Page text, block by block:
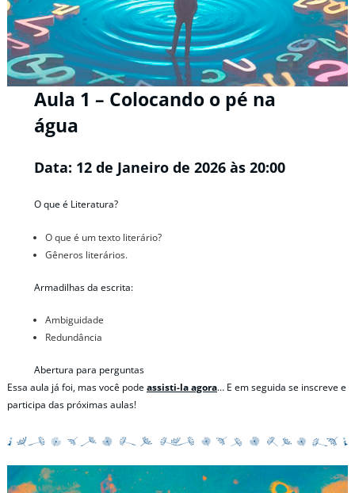
Aula 1 – Colocando o pé na
água
Data: 12 de Janeiro de 2026 às 20:00
O que é Literatura?
O que é um texto literário?
Gêneros literários.
Armadilhas da escrita:
Ambiguidade
Redundância
Abertura para perguntas
Essa aula já foi, mas você podeassisti-la agora… E em seguida se inscreve e
participa das próximas aulas!